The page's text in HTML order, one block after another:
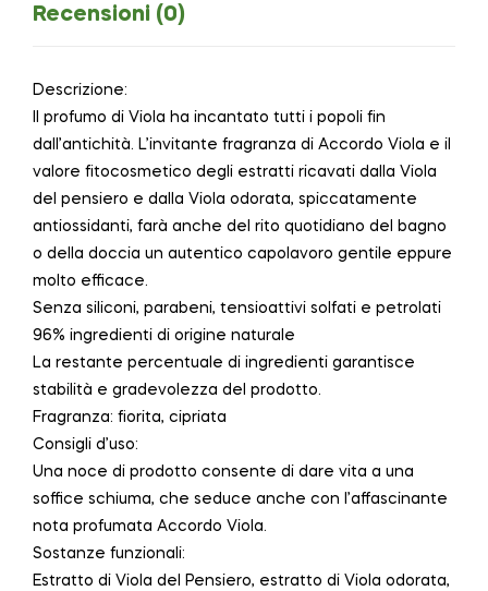
Recensioni (0)
Descrizione:
Il profumo di Viola ha incantato tutti i popoli fin
dall’antichità. L’invitante fragranza di Accordo Viola e il
valore fitocosmetico degli estratti ricavati dalla Viola
del pensiero e dalla Viola odorata, spiccatamente
antiossidanti, farà anche del rito quotidiano del bagno
o della doccia un autentico capolavoro gentile eppure
molto efficace.
Senza siliconi, parabeni, tensioattivi solfati e petrolati
96% ingredienti di origine naturale
La restante percentuale di ingredienti garantisce
stabilità e gradevolezza del prodotto.
Fragranza: fiorita, cipriata
Consigli d’uso:
Una noce di prodotto consente di dare vita a una
soffice schiuma, che seduce anche con l’affascinante
nota profumata Accordo Viola.
Sostanze funzionali:
Estratto di Viola del Pensiero, estratto di Viola odorata,